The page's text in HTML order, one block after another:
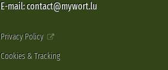
E-mail: contact@mywort.lu
Privacy Policy
Cookies & Tracking